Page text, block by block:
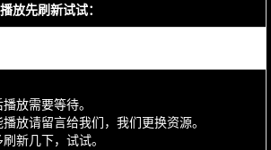
放先刷新试试：
放需要等待。
放请留言给我们，我们更换资源。
新几下，试试。